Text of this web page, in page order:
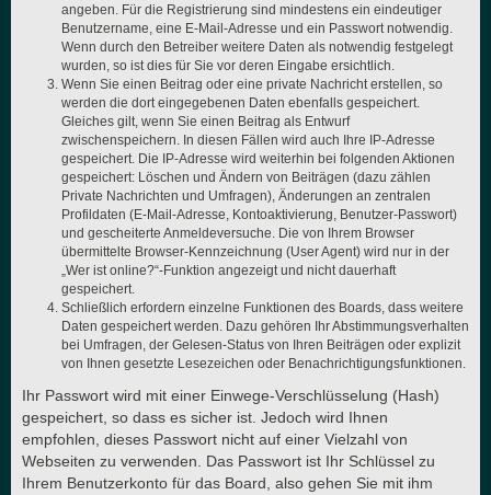
angeben. Für die Registrierung sind mindestens ein eindeutiger
Benutzername, eine E-Mail-Adresse und ein Passwort notwendig.
Wenn durch den Betreiber weitere Daten als notwendig festgelegt
wurden, so ist dies für Sie vor deren Eingabe ersichtlich.
Wenn Sie einen Beitrag oder eine private Nachricht erstellen, so
werden die dort eingegebenen Daten ebenfalls gespeichert.
Gleiches gilt, wenn Sie einen Beitrag als Entwurf
zwischenspeichern. In diesen Fällen wird auch Ihre IP-Adresse
gespeichert. Die IP-Adresse wird weiterhin bei folgenden Aktionen
gespeichert: Löschen und Ändern von Beiträgen (dazu zählen
Private Nachrichten und Umfragen), Änderungen an zentralen
Profildaten (E-Mail-Adresse, Kontoaktivierung, Benutzer-Passwort)
und gescheiterte Anmeldeversuche. Die von Ihrem Browser
übermittelte Browser-Kennzeichnung (User Agent) wird nur in der
„Wer ist online?“-Funktion angezeigt und nicht dauerhaft
gespeichert.
Schließlich erfordern einzelne Funktionen des Boards, dass weitere
Daten gespeichert werden. Dazu gehören Ihr Abstimmungsverhalten
bei Umfragen, der Gelesen-Status von Ihren Beiträgen oder explizit
von Ihnen gesetzte Lesezeichen oder Benachrichtigungsfunktionen.
Ihr Passwort wird mit einer Einwege-Verschlüsselung (Hash)
gespeichert, so dass es sicher ist. Jedoch wird Ihnen
empfohlen, dieses Passwort nicht auf einer Vielzahl von
Webseiten zu verwenden. Das Passwort ist Ihr Schlüssel zu
Ihrem Benutzerkonto für das Board, also gehen Sie mit ihm